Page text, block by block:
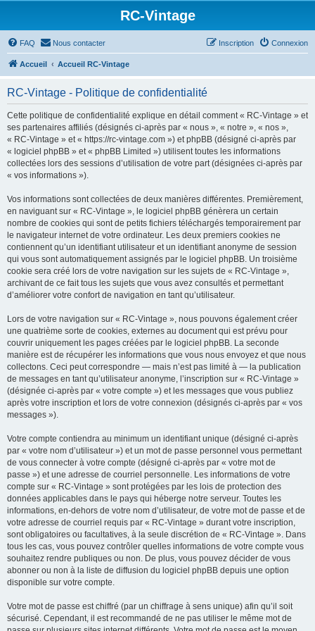
RC-Vintage
FAQ Nous contacter Connexion
Inscription
Accueil Accueil RC-Vintage
RC-Vintage - Politique de confidentialité
Cette politique de confidentialité explique en détail comment « RC-Vintage » et
ses partenaires affiliés (désignés ci-après par « nous », « notre », « nos »,
« RC-Vintage » et « https://rc-vintage.com ») et phpBB (désigné ci-après par
« logiciel phpBB » et « phpBB Limited ») utilisent toutes les informations
collectées lors des sessions d’utilisation de votre part (désignées ci-après par
« vos informations »).
Vos informations sont collectées de deux manières différentes. Premièrement,
en naviguant sur « RC-Vintage », le logiciel phpBB génèrera un certain
nombre de cookies qui sont de petits fichiers téléchargés temporairement par
le navigateur internet de votre ordinateur. Les deux premiers cookies ne
contiennent qu’un identifiant utilisateur et un identifiant anonyme de session
qui vous sont automatiquement assignés par le logiciel phpBB. Un troisième
cookie sera créé lors de votre navigation sur les sujets de « RC-Vintage »,
archivant de ce fait tous les sujets que vous avez consultés et permettant
d’améliorer votre confort de navigation en tant qu’utilisateur.
Lors de votre navigation sur « RC-Vintage », nous pouvons également créer
une quatrième sorte de cookies, externes au document qui est prévu pour
couvrir uniquement les pages créées par le logiciel phpBB. La seconde
manière est de récupérer les informations que vous nous envoyez et que nous
collectons. Ceci peut correspondre — mais n’est pas limité à — la publication
de messages en tant qu’utilisateur anonyme, l’inscription sur « RC-Vintage »
(désignée ci-après par « votre compte ») et les messages que vous publiez
après votre inscription et lors de votre connexion (désignés ci-après par « vos
messages »).
Votre compte contiendra au minimum un identifiant unique (désigné ci-après
par « votre nom d’utilisateur ») et un mot de passe personnel vous permettant
de vous connecter à votre compte (désigné ci-après par « votre mot de
passe ») et une adresse de courriel personnelle. Les informations de votre
compte sur « RC-Vintage » sont protégées par les lois de protection des
données applicables dans le pays qui héberge notre serveur. Toutes les
informations, en-dehors de votre nom d’utilisateur, de votre mot de passe et de
votre adresse de courriel requis par « RC-Vintage » durant votre inscription,
sont obligatoires ou facultatives, à la seule discrétion de « RC-Vintage ». Dans
tous les cas, vous pouvez contrôler quelles informations de votre compte vous
souhaitez rendre publiques ou non. De plus, vous pouvez décider de vous
abonner ou non à la liste de diffusion du logiciel phpBB depuis une option
disponible sur votre compte.
Votre mot de passe est chiffré (par un chiffrage à sens unique) afin qu’il soit
sécurisé. Cependant, il est recommandé de ne pas utiliser le même mot de